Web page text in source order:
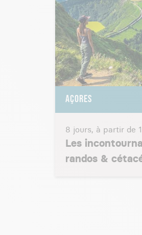
AÇORES
8 jours, à partir de
Les
randos &